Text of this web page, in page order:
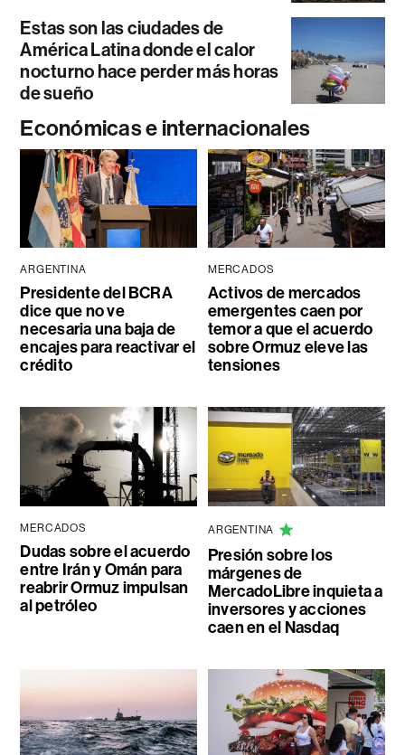
Estas son las ciudades de
América Latina donde el calor
nocturno hace perder más horas
de sueño
Económicas e internacionales
ARGENTINA
Presidente del BCRA
dice que no ve
necesaria una baja de
encajes para reactivar el
crédito
MERCADOS
Activos de mercados
emergentes caen por
temor a que el acuerdo
sobre Ormuz eleve las
tensiones
MERCADOS
Dudas sobre el acuerdo
entre Irán y Omán para
reabrir Ormuz impulsan
al petróleo
ARGENTINA
Presión sobre los
márgenes de
MercadoLibre inquieta a
inversores y acciones
caen en el Nasdaq